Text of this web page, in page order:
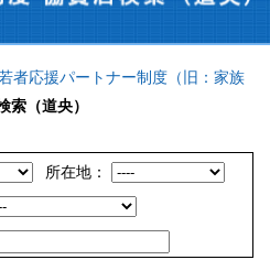
者応援パートナー制度（旧：家族
索（道央）
所在地：